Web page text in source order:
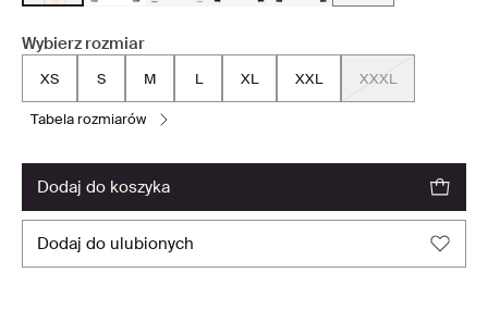
Wybierz rozmiar
XS S M L XL XXL XXXL
tabela rozmiarów
dodaj do koszyka
dodaj do ulubionych